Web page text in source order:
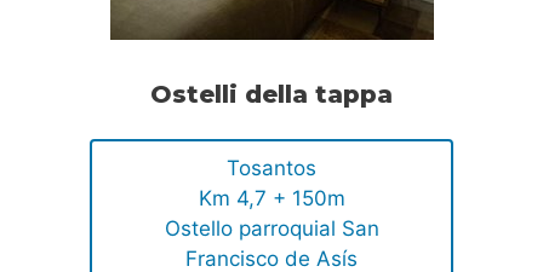
Ostelli della tappa
Tosantos
Km 4,7 + 150m
Ostello parroquial San
Francisco de Asís